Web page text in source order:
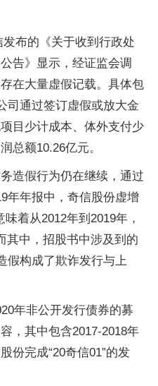
布的《关于收到行政处
告》显示，经证监会调
在大量虚假记载。具体包
司通过签订虚假或放大金
目少计成本、体外支付少
总额10.26亿元。
造假行为仍在继续，通过
年年报中，奇信股份虚增
着从2012年到2019年，
其中，招股书中涉及到的
假构成了欺诈发行与上
年非公开发行债券的募
，其中包含2017-2018年
份完成“20奇信01”的发